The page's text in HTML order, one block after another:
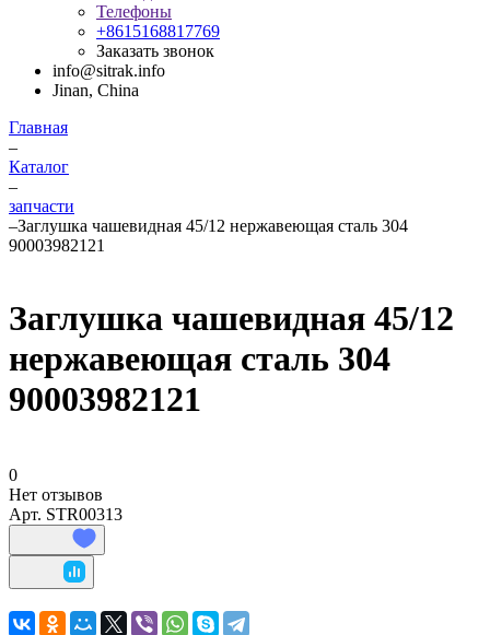
Телефоны
+8615168817769
Заказать звонок
info@sitrak.info
Jinan, China
Главная
–
Каталог
–
запчасти
–Заглушка чашевидная 45/12 нержавеющая сталь 304
90003982121
Заглушка чашевидная 45/12
нержавеющая сталь 304
90003982121
0
Нет отзывов
Арт. STR00313